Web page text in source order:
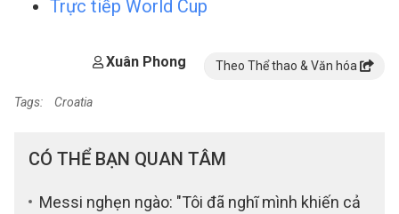
Trực tiếp World Cup
Xuân Phong Theo Thể thao & Văn hóa
Tags: Croatia
CÓ THỂ BẠN QUAN TÂM
Messi nghẹn ngào: "Tôi đã nghĩ mình khiến cả